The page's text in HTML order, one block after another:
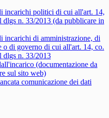
incarichi politici di cui all'art. 14,
dlgs n. 33/2013 (da pubblicare in
incarichi di amministrazione, di
o di governo di cui all'art. 14, co.
dlgs n. 33/2013
(documentazione da
sul sito web)
comunicazione dei dati